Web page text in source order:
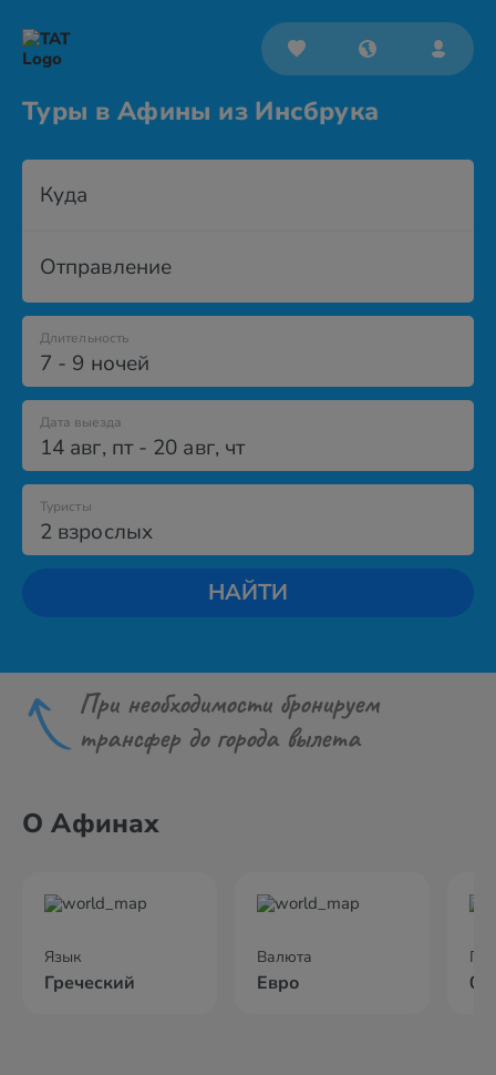
Туры в Афины из Инсбрука
Куда
Отправление
7 - 9 ночей
Длительность
Дата выезда
14 авг, пт- 20 авг, чт
2 взрослых
Туристы
НАЙТИ
При необходимости бронируем
трансфер до города вылета
О Афинах
Язык
Греческий
Валюта
Евро